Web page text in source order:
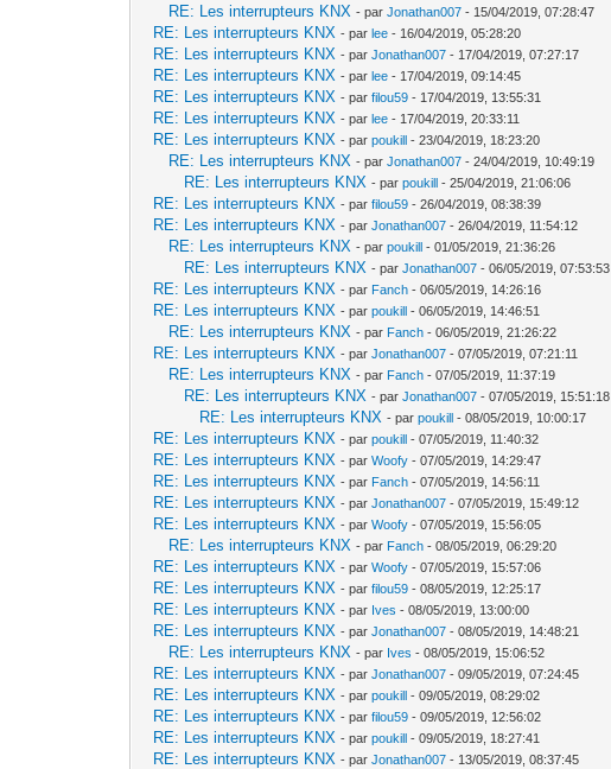
RE: Les interrupteurs KNX - parJonathan007 - 15/04/2019, 07:28:47
RE: Les interrupteurs KNX - parlee - 16/04/2019, 05:28:20
RE: Les interrupteurs KNX - parJonathan007 - 17/04/2019, 07:27:17
RE: Les interrupteurs KNX - parlee - 17/04/2019, 09:14:45
RE: Les interrupteurs KNX - parfilou59 - 17/04/2019, 13:55:31
RE: Les interrupteurs KNX - parlee - 17/04/2019, 20:33:11
RE: Les interrupteurs KNX - parpoukill - 23/04/2019, 18:23:20
RE: Les interrupteurs KNX - parJonathan007 - 24/04/2019, 10:49:19
RE: Les interrupteurs KNX - parpoukill - 25/04/2019, 21:06:06
RE: Les interrupteurs KNX - parfilou59 - 26/04/2019, 08:38:39
RE: Les interrupteurs KNX - parJonathan007 - 26/04/2019, 11:54:12
RE: Les interrupteurs KNX - parpoukill - 01/05/2019, 21:36:26
RE: Les interrupteurs KNX - parJonathan007 - 06/05/2019, 07:53:53
RE: Les interrupteurs KNX - par Fanch - 06/05/2019, 14:26:16
RE: Les interrupteurs KNX - parpoukill - 06/05/2019, 14:46:51
RE: Les interrupteurs KNX - par Fanch - 06/05/2019, 21:26:22
RE: Les interrupteurs KNX - parJonathan007 - 07/05/2019, 07:21:11
RE: Les interrupteurs KNX - par Fanch - 07/05/2019, 11:37:19
RE: Les interrupteurs KNX - parJonathan007 - 07/05/2019, 15:51:18
RE: Les interrupteurs KNX - parpoukill - 08/05/2019, 10:00:17
RE: Les interrupteurs KNX - parpoukill - 07/05/2019, 11:40:32
RE: Les interrupteurs KNX - parWoofy - 07/05/2019, 14:29:47
RE: Les interrupteurs KNX - par Fanch - 07/05/2019, 14:56:11
RE: Les interrupteurs KNX - parJonathan007 - 07/05/2019, 15:49:12
RE: Les interrupteurs KNX - parWoofy - 07/05/2019, 15:56:05
RE: Les interrupteurs KNX - par Fanch - 08/05/2019, 06:29:20
RE: Les interrupteurs KNX - parWoofy - 07/05/2019, 15:57:06
RE: Les interrupteurs KNX - parfilou59 - 08/05/2019, 12:25:17
RE: Les interrupteurs KNX - par Ives - 08/05/2019, 13:00:00
RE: Les interrupteurs KNX - parJonathan007 - 08/05/2019, 14:48:21
RE: Les interrupteurs KNX - par Ives - 08/05/2019, 15:06:52
RE: Les interrupteurs KNX - parJonathan007 - 09/05/2019, 07:24:45
RE: Les interrupteurs KNX - parpoukill - 09/05/2019, 08:29:02
RE: Les interrupteurs KNX - parfilou59 - 09/05/2019, 12:56:02
RE: Les interrupteurs KNX - parpoukill - 09/05/2019, 18:27:41
RE: Les interrupteurs KNX - parJonathan007 - 13/05/2019, 08:37:45